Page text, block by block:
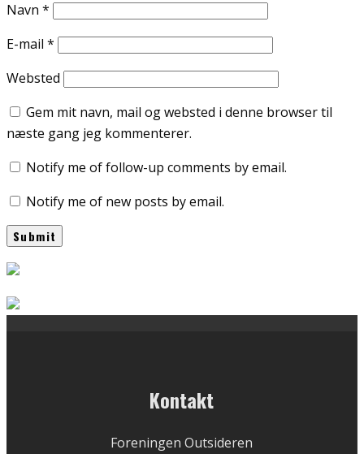
Navn *
E-mail *
Websted
Gem mit navn, mail og websted i denne browser til
næste gang jeg kommenterer.
Notify me of follow-up comments by email.
Notify me of new posts by email.
Kontakt
Foreningen Outsideren